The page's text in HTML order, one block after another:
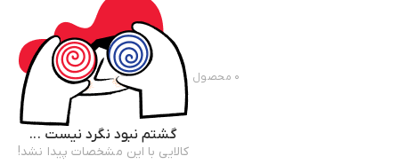
۰ محصول
گشتم نبود نگرد نیست ...
کالایی با این مشخصات پیدا نشد!